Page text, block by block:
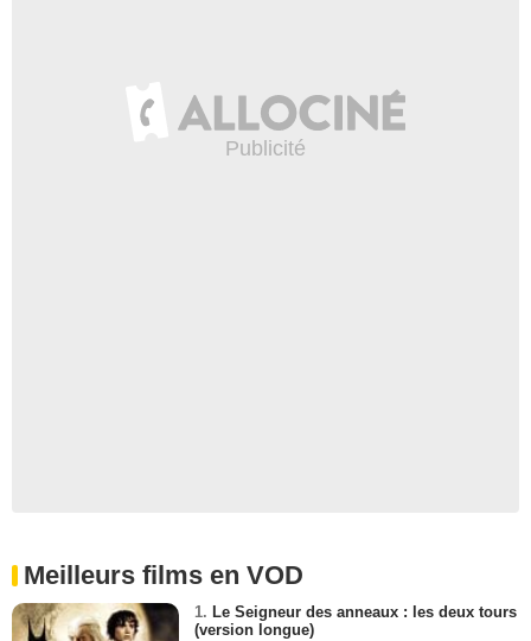
Meilleurs films en VOD
1. Le Seigneur des anneaux : les deux tours
(version longue)